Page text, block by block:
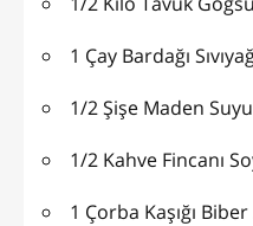
1 Çay Bardağı
1/2 Şişe Maden Suyu
1/2 Kahve Fincanı
1 Çorba Kaşığı Biber